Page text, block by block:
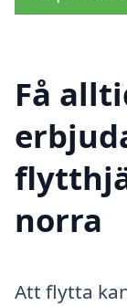
Få
norra
Att flytta